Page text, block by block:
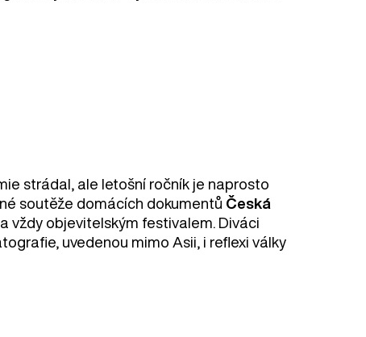
strádal, ale letošní ročník je naprosto
soutěže domácích dokumentů Česká
vždy objevitelským festivalem. Diváci
uvedenou mimo Asii, i reflexi války